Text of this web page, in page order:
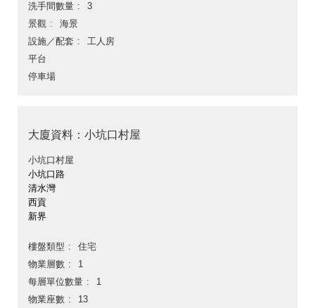
洗手間數量
3
景觀
海景
設施／配套
工人房
平台
停車場
大廈資料：小坑口村屋
小坑口村屋
小坑口路
清水灣
西貢
新界
樓盤類型
住宅
物業層數
1
每層單位數量
1
物業座數
13